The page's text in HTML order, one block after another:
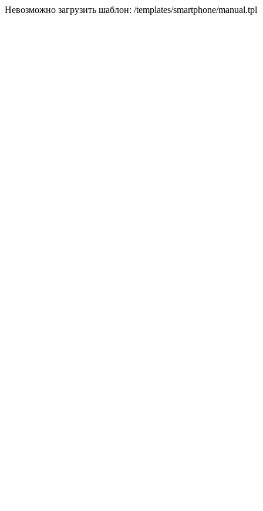
Невозможно загрузить шаблон: /templates/smartphone/manual.tpl